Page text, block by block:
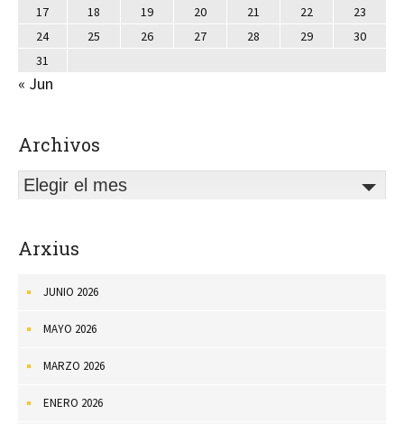
17
18 19 20 21 22
23
24
25 26 27 28 29
30
31
« Jun
Archivos
Elegir el mes
Arxius
JUNIO 2026
MAYO 2026
MARZO 2026
ENERO 2026